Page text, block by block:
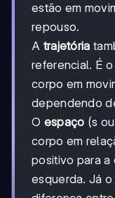
estão em
repouso.
A trajetória
referencial. É
corpo em
dependendo
O espaço (s
corpo em
positivo para a
esquerda. Já o